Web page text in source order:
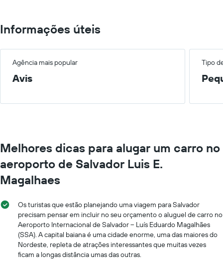
Informações úteis
Agência mais popular Tipo
Avis
Melhores dicas para alugar um carro no
aeroporto de Salvador Luis E.
Magalhaes
Os turistas que estão planejando uma viagem para Salvador
precisam pensar em incluir no seu orçamento o aluguel de carro no
Aeroporto Internacional de Salvador – Luís Eduardo Magalhães
(SSA). A capital baiana é uma cidade enorme, uma das maiores do
Nordeste, repleta de atrações interessantes que muitas vezes
ficam a longas distância umas das outras.